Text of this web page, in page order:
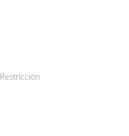
Restricción